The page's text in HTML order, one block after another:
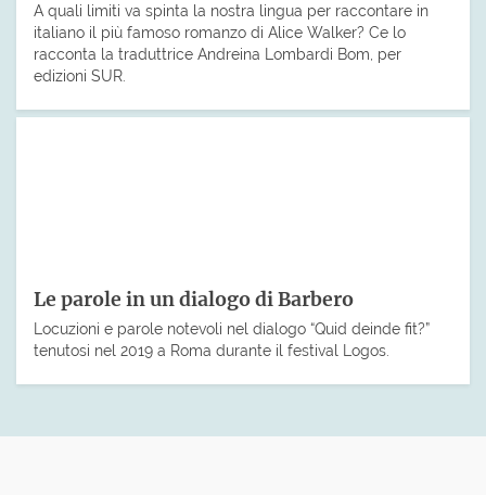
A quali limiti va spinta la nostra lingua per raccontare in
italiano il più famoso romanzo di Alice Walker? Ce lo
racconta la traduttrice Andreina Lombardi Bom, per
edizioni SUR.
Le parole in un dialogo di Barbero
Locuzioni e parole notevoli nel dialogo “Quid deinde fit?”
tenutosi nel 2019 a Roma durante il festival Logos.